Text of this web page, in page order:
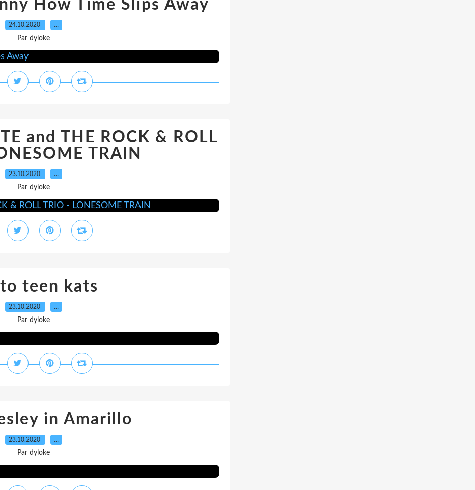
How Time Slips Away
24.10.2020 …
Par dyloke
and THE ROCK & ROLL
TRAIN
23.10.2020 …
Par dyloke
teen kats
23.10.2020 …
Par dyloke
in Amarillo
23.10.2020 …
Par dyloke